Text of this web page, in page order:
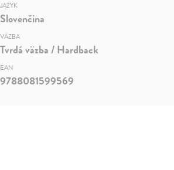
JAZYK
Slovenčina
VÄZBA
Tvrdá väzba / Hardback
EAN
9788081599569